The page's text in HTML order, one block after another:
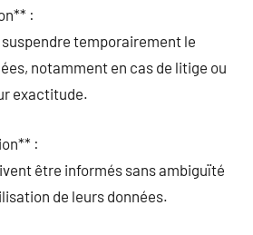
:
temporairement le
notamment en cas de litige ou
exactitude.
:
être informés sans ambiguïté
de leurs données.